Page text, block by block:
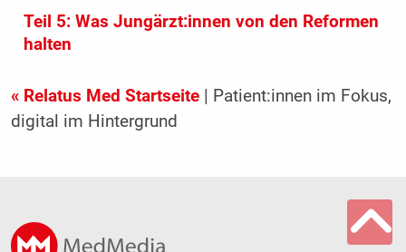
Teil 5: Was Jungärzt:innen von den Reformen
halten
« Relatus Med Startseite| Patient:innen im Fokus,
digital im Hintergrund